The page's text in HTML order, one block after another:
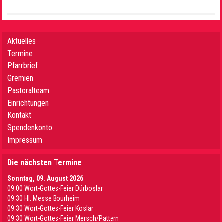
Aktuelles
Termine
Pfarrbrief
Gremien
Pastoralteam
Einrichtungen
Kontakt
Spendenkonto
Impressum
Die nächsten Termine
Sonntag, 09. August 2026
09.00 Wort-Gottes-Feier Dürboslar
09.30 HI. Messe Bourheim
09.30 Wort-Gottes-Feier Koslar
09.30 Wort-Gottes-Feier Mersch/Pattern